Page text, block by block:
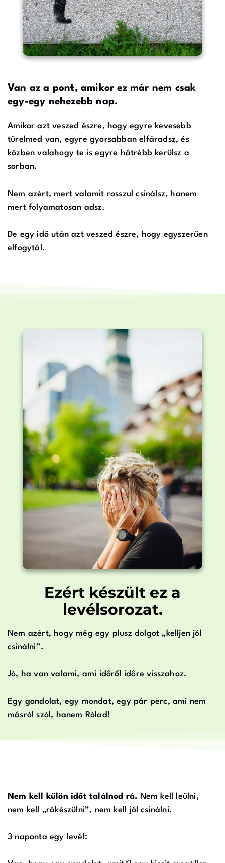
Van az a pont, amikor ez már nem csak
egy-egy nehezebb nap.
Amikor azt veszed észre, hogy egyre kevesebb
türelmed van, egyre gyorsabban elfáradsz, és
közben valahogy te is egyre hátrébb kerülsz a
sorban.
Nem azért, mert valamit rosszul csinálsz, hanem
mert folyamatosan adsz.
De egy idő után azt veszed észre, hogy egyszerűen
elfogytál.
Ezért készült ez a
levélsorozat.
Nem azért, hogy még egy plusz dolgot „kelljen jól
csinálni”.
Jó, ha van valami, ami időről időre visszahoz.
Egy gondolat, egy mondat, egy pár perc, ami nem
másról szól, hanem Rólad!
Nem kell külön időt találnod rá. Nem kell leülni,
nem kell „rákészülni”, nem kell jól csinálni.
3 naponta egy levél: